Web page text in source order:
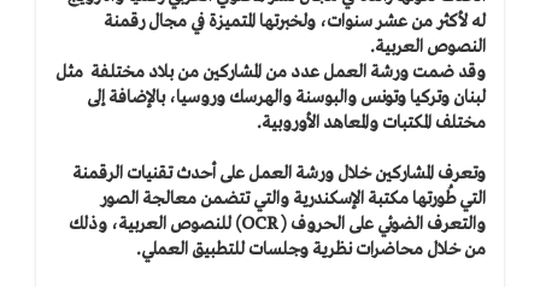
له لأكثر من عشر سنوات، ولخبرتها المتميزة في مجال رقمنة
النصوص العربية.
وقد ضمت ورشة العمل عدد من المشاركين من بلاد مختلفة مثل
لبنان وتركيا وتونس والبوسنة والهرسك وروسيا، بالإضافة إلى
مختلف المكتبات والمعاهد الأوروبية.
وتعرف المشاركين خلال ورشة العمل على أحدث تقنيات الرقمنة
التي طُورتها مكتبة الإسكندرية والتي تتضمن معالجة الصور
والتعرف الضوئي على الحروف (OCR) للنصوص العربية، وذلك
من خلال محاضرات نظرية وجلسات للتطبيق العملي.